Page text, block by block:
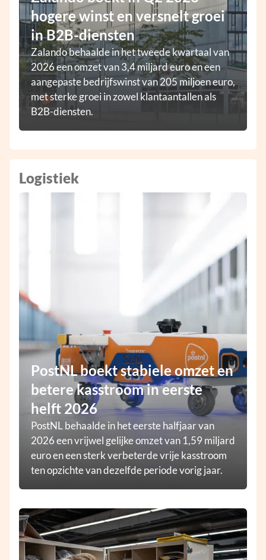
hogere winst en versnelt groei
in B2B-diensten
Zalando behaalde in het tweede kwartaal van
2026 een omzet van 3,4 miljard euro en een
aangepaste bedrijfswinst van 205 miljoen euro,
met sterke groei in zowel klantaantallen als
B2B-diensten.
Logistiek
PostNL boekt stabiele omzet en
betere kasstroom in eerste
helft 2026
PostNL behaalde in het eerste halfjaar van
2026 een vrijwel gelijke omzet van 1,59 miljard
euro en een sterk verbeterde vrije kasstroom
ten opzichte van dezelfde periode vorig jaar.